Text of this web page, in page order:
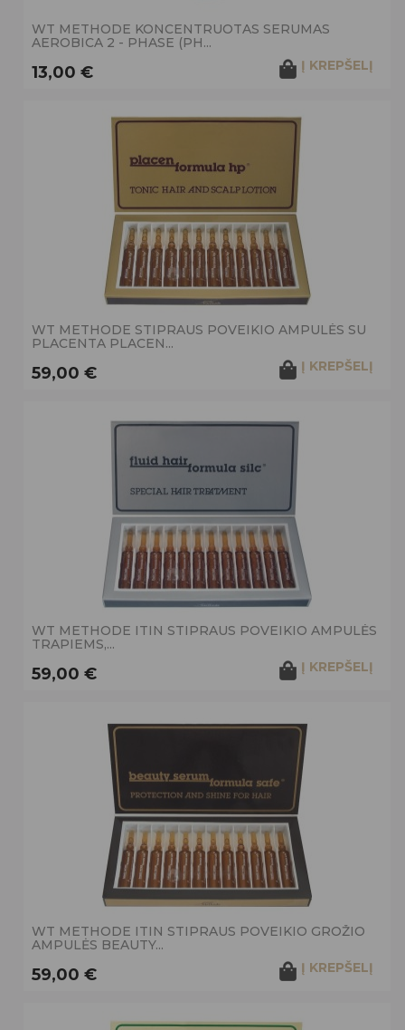
WT METHODE KONCENTRUOTAS SERUMAS
AEROBICA 2 - PHASE (PH...
13,00 € Į KREPŠELĮ
WT METHODE STIPRAUS POVEIKIO AMPULĖS SU
PLACENTA PLACEN...
59,00 € Į KREPŠELĮ
WT METHODE ITIN STIPRAUS POVEIKIO AMPULĖS
TRAPIEMS,...
59,00 € Į KREPŠELĮ
WT METHODE ITIN STIPRAUS POVEIKIO GROŽIO
AMPULĖS BEAUTY...
59,00 € Į KREPŠELĮ